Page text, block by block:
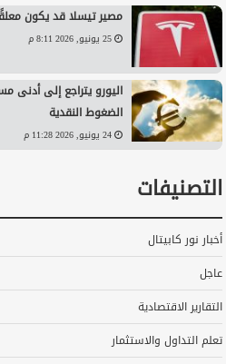
مصير تيسلا قد يكون
25 يونيو, 2026 8:11 م
اليورو يتراجع إلى
الضغوط النقدية
24 يونيو, 2026 11:28 م
التصنيفات
أخبار نور كابيتال
عاجل
التقارير الاقتصادية
تعلم التداول والاستثمار